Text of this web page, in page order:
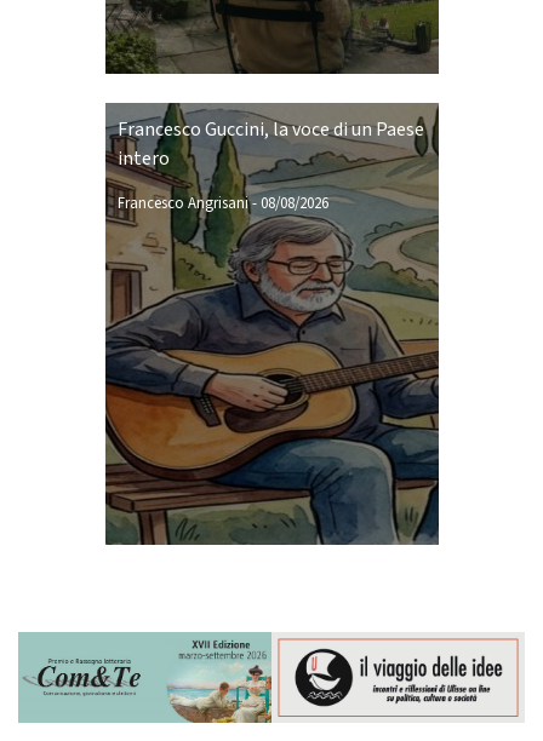
Francesco Guccini, la voce di un Paese
intero
Francesco Angrisani-08/08/2026